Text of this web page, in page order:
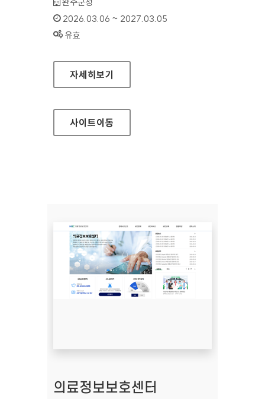
인증기간 :
2026.03.06 ~ 2027.03.05
상태 :
유효
완주군청
자세히보기
사이트이동
의료정보보호센터